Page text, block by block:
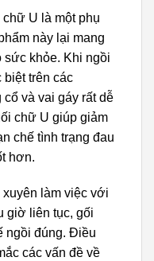
U là một phụ
này lại mang
sức khỏe. Khi ngồi
biệt trên các
và vai gáy rất dễ
chữ U giúp giảm
chế tình trạng đau
hơn.
làm việc với
giờ liên tục, gối
ngồi đúng. Điều
các vấn đề về